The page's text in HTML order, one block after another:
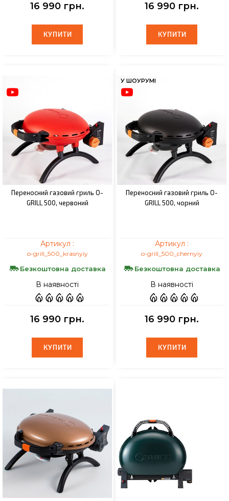
16 990 грн.
КУПИТИ
КУПИТИ
16 990 грн.
КУПИТИ
КУПИТИ
Переносний газовий гриль O-
GRILL 500, червоний
Артикул :
o-grill_500_krasnyiy
Безкоштовна доставка
В наявності
16 990 грн.
КУПИТИ
КУПИТИ
У ШОУРУМІ
Переносний газовий гриль O-
GRILL 500, чорний
Артикул :
o-grill_500_chernyiy
Безкоштовна доставка
В наявності
16 990 грн.
КУПИТИ
КУПИТИ